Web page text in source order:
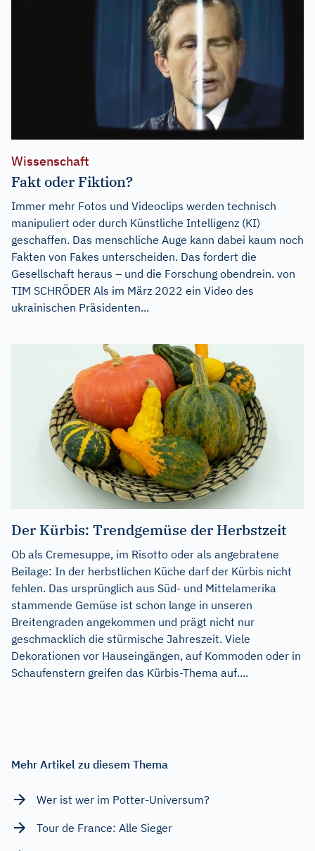
Wissenschaft
Fakt oder Fiktion?
Immer mehr Fotos und Videoclips werden technisch
manipuliert oder durch Künstliche Intelligenz (KI)
geschaffen. Das menschliche Auge kann dabei kaum noch
Fakten von Fakes unterscheiden. Das fordert die
Gesellschaft heraus – und die Forschung obendrein. von
TIM SCHRÖDER Als im März 2022 ein Video des
ukrainischen Präsidenten...
Der Kürbis: Trendgemüse der Herbstzeit
Ob als Cremesuppe, im Risotto oder als angebratene
Beilage: In der herbstlichen Küche darf der Kürbis nicht
fehlen. Das ursprünglich aus Süd- und Mittelamerika
stammende Gemüse ist schon lange in unseren
Breitengraden angekommen und prägt nicht nur
geschmacklich die stürmische Jahreszeit. Viele
Dekorationen vor Hauseingängen, auf Kommoden oder in
Schaufenstern greifen das Kürbis-Thema auf....
Mehr Artikel zu diesem Thema
Wer ist wer im Potter-Universum?
Tour de France: Alle Sieger